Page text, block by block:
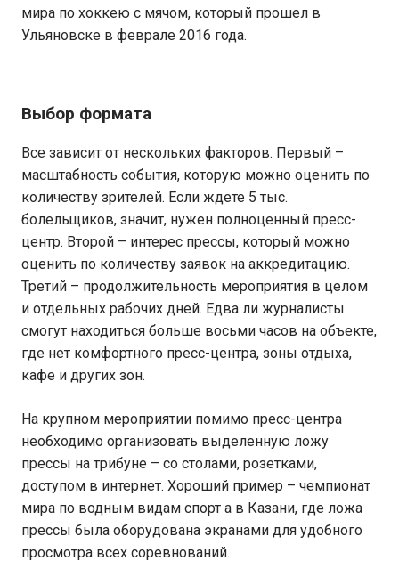
мира по хоккею с мячом, который прошел в
Ульяновске в феврале 2016 года.
Выбор формата
Все зависит от нескольких факторов. Первый –
масштабность события, которую можно оценить по
количеству зрителей. Если ждете 5 тыс.
болельщиков, значит, нужен полноценный пресс-
центр. Второй – интерес прессы, который можно
оценить по количеству заявок на аккредитацию.
Третий – продолжительность мероприятия в целом
и отдельных рабочих дней. Едва ли журналисты
смогут находиться больше восьми часов на объекте,
где нет комфортного пресс-центра, зоны отдыха,
кафе и других зон.
На крупном мероприятии помимо пресс-центра
необходимо организовать выделенную ложу
прессы на трибуне – со столами, розетками,
доступом в интернет. Хороший пример – чемпионат
мира по водным видам спорт а в Казани, где ложа
прессы была оборудована экранами для удобного
просмотра всех соревнований.